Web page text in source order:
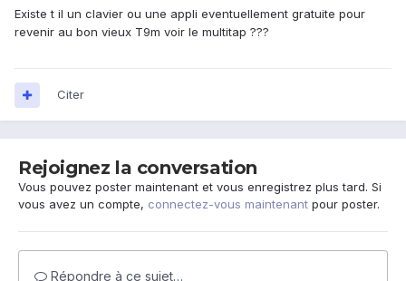
Existe t il un clavier ou une appli eventuellement gratuite pour
revenir au bon vieux T9m voir le multitap ???
Citer
Rejoignez la conversation
Vous pouvez poster maintenant et vous enregistrez plus tard. Si
vous avez un compte, connectez-vous maintenant pour poster.
Répondre à ce sujet…